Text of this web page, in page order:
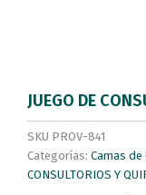
JUEGO DE
SKU PROV-841
Categorías: Camas
CONSULTORIOS Y